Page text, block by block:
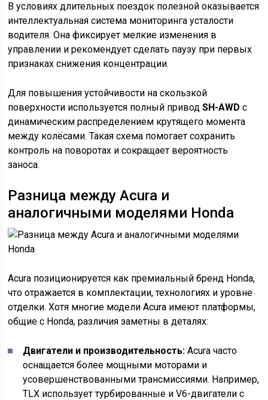
В условиях длительных поездок полезной оказывается
интеллектуальная система мониторинга усталости
водителя. Она фиксирует мелкие изменения в
управлении и рекомендует сделать паузу при первых
признаках снижения концентрации.
Для повышения устойчивости на скользкой
поверхности используется полный приводSH-AWD с
динамическим распределением крутящего момента
между колёсами. Такая схема помогает сохранить
контроль на поворотах и сокращает вероятность
заноса.
Разница между Acura и
аналогичными моделями Honda
Acura позиционируется как премиальный бренд Honda,
что отражается в комплектации, технологиях и уровне
отделки. Хотя многие модели Acura имеют платформы,
общие с Honda, различия заметны в деталях:
Двигатели и производительность: Acura часто
оснащается более мощными моторами и
усовершенствованными трансмиссиями. Например,
TLX использует турбированные и V6-двигатели с